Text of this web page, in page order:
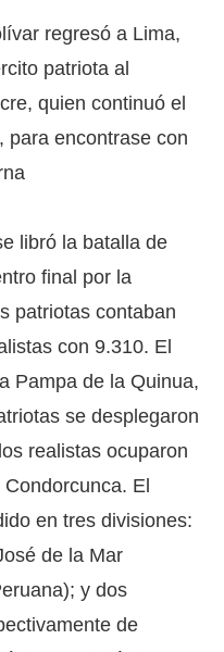
regresó a Lima,
patriota al
quien continuó el
para encontrase con
libró la batalla de
final por la
patriotas contaban
con 9.310. El
Pampa de la Quinua,
se desplegaron
realistas ocuparon
El
en tres divisiones:
de la Mar
y dos
de